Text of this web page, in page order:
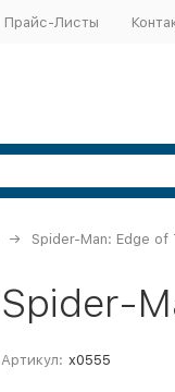
Прайс-Листы
Spider-Man: Edge of
Spider-
Артикул: x0555